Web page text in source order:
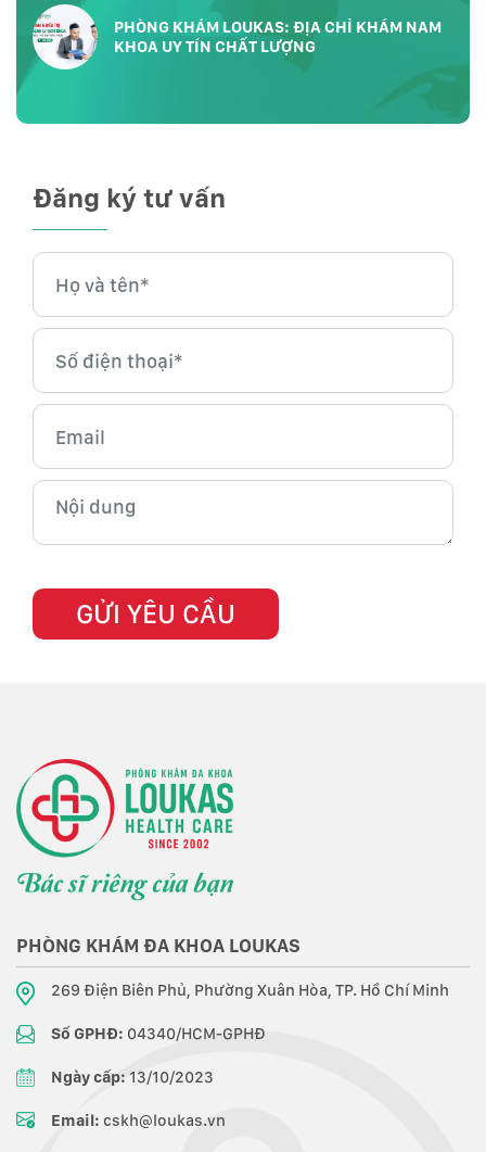
PHÒNG KHÁM LOUKAS: ĐỊA CHỈ KHÁM NAM
KHOA UY TÍN CHẤT LƯỢNG
Đăng ký tư vấn
PHÒNG KHÁM ĐA KHOA LOUKAS
269 Điện Biên Phủ, Phường Xuân Hòa, TP. Hồ Chí Minh
Số GPHĐ: 04340/HCM-GPHĐ
Ngày cấp: 13/10/2023
Email: cskh@loukas.vn